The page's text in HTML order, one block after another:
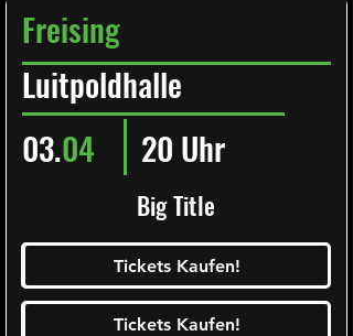
Freising
Luitpoldhalle
Big Title
03.04 20 Uhr
Tickets Kaufen!
Ticketalarm abonieren!
Tickets Kaufen!
Tickets Kaufen!
Tickets Kaufen!